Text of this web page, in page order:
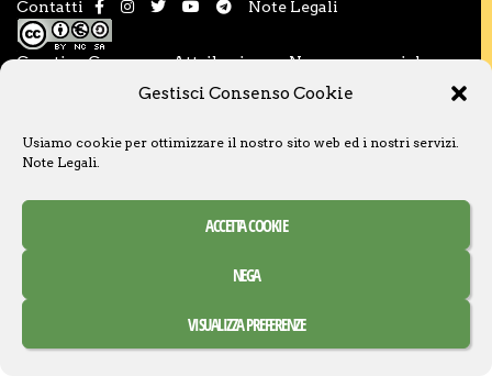
Gestisci Consenso Cookie
Usiamo cookie per ottimizzare il nostro sito web ed i nostri servizi.
Note Legali.
ACCETTA COOKIE
NEGA
VISUALIZZA PREFERENZE
Contatti Note Legali
Creative Commons Attribuzione – Non commerciale –